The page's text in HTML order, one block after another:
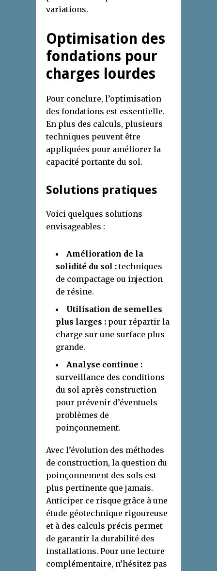
variations.
Optimisation des
fondations pour
charges lourdes
Pour conclure, l’optimisation
des fondations est essentielle.
En plus des calculs, plusieurs
techniques peuvent être
appliquées pour améliorer la
capacité portante du sol.
Solutions pratiques
Voici quelques solutions
envisageables :
Amélioration de la
solidité du sol :techniques
de compactage ou injection
de résine.
Utilisation de semelles
plus larges : pour répartir la
charge sur une surface plus
grande.
Analyse continue :
surveillance des conditions
du sol après construction
pour prévenir d’éventuels
problèmes de
poinçonnement.
Avec l’évolution des méthodes
de construction, la question du
poinçonnement des sols est
plus pertinente que jamais.
Anticiper ce risque grâce à une
étude géotechnique rigoureuse
et à des calculs précis permet
de garantir la durabilité des
installations. Pour une lecture
complémentaire, n’hésitez pas